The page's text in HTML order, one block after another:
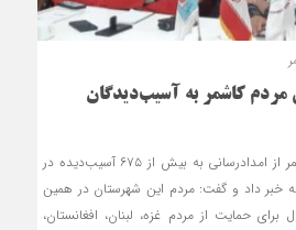
ریالی مردم کاشمر به آسیب‌دیدگان
رئیس جمعیت هلال‌احمر کاشمر از امدادرسانی به بیش از ۶۷۵ آسیب‌دیده در
خبر داد و گفت: مردم این شهرستان در همین
میلیارد ریال برای حمایت از مردم غزه، لبنان، افغانستان،